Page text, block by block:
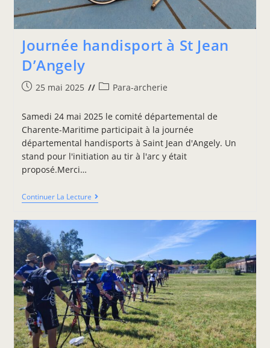
Journée handisport à St Jean
D’Angely
25 mai 2025 Para-archerie
Samedi 24 mai 2025 le comité départemental de
Charente-Maritime participait à la journée
départemental handisports à Saint Jean d'Angely. Un
stand pour l'initiation au tir à l'arc y était
proposé.Merci…
Continuer La Lecture